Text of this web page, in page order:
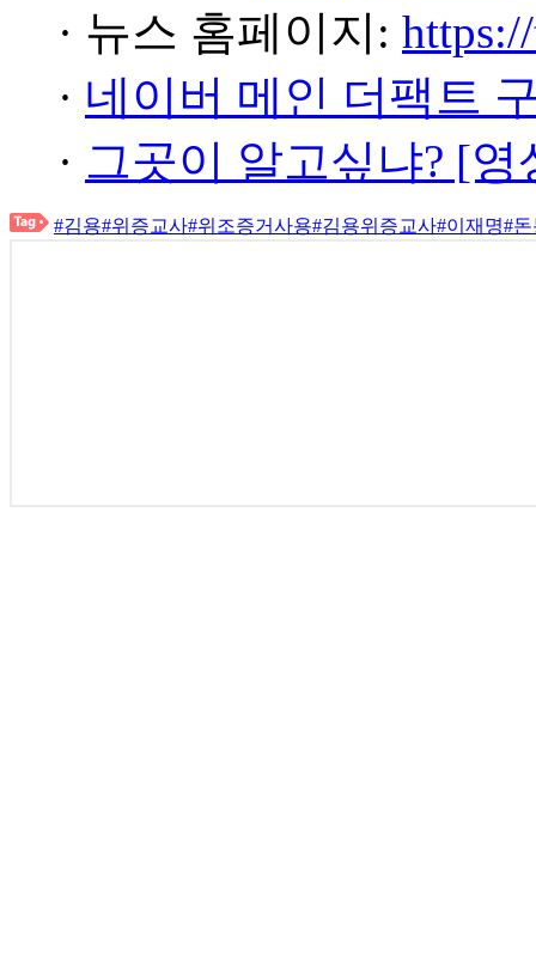
· 뉴스 홈페이지:
· 네이버 메인 더팩트
· 그곳이 알고싶냐? [
#김용#위증교사#위조증거사용#김용위증교사#이재명#